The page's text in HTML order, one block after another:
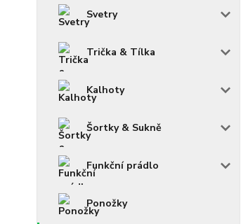
Svetry
Trička & Tílka
Kalhoty
Šortky & Sukně
Funkční prádlo
Ponožky